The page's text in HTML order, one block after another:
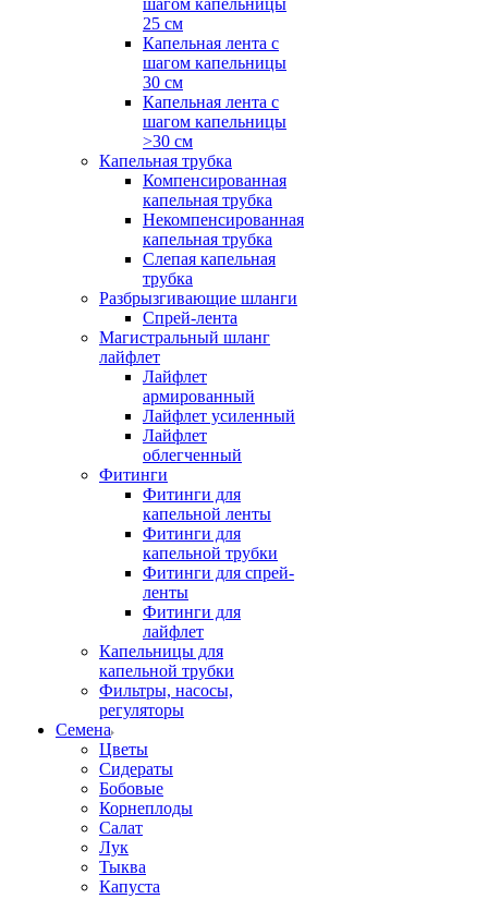
шагом капельницы
25 см
Капельная лента с
шагом капельницы
30 см
Капельная лента с
шагом капельницы
>30 см
Капельная трубка
Компенсированная
капельная трубка
Некомпенсированная
капельная трубка
Слепая капельная
трубка
Разбрызгивающие шланги
Спрей-лента
Магистральный шланг
лайфлет
Лайфлет
армированный
Лайфлет усиленный
Лайфлет
облегченный
Фитинги
Фитинги для
капельной ленты
Фитинги для
капельной трубки
Фитинги для спрей-
ленты
Фитинги для
лайфлет
Капельницы для
капельной трубки
Фильтры, насосы,
регуляторы
Семена
Цветы
Сидераты
Бобовые
Корнеплоды
Салат
Лук
Тыква
Капуста